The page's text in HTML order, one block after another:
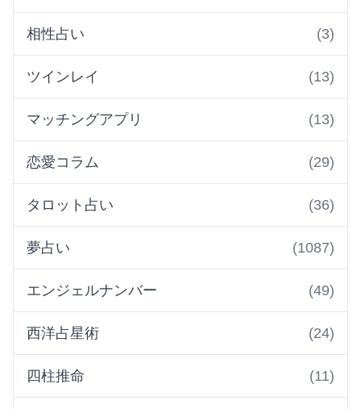
相性占い (3)
ツインレイ (13)
マッチングアプリ (13)
恋愛コラム (29)
タロット占い (36)
夢占い (1087)
エンジェルナンバー (49)
西洋占星術 (24)
四柱推命 (11)